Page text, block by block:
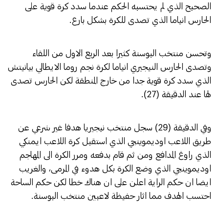
الصحيح الذي لم يحتسبه الحكم عندما سدد كرة قوية على
الحارس انياما الذي تصدى للكرة بشكل بارع.
وتحسن منتخب البوسنة كثيرا بعد الربع الاول من اللقاء
وتصدى الحارس النيجيري انياما لكرة نجم روما الايطالي بيانيتش
الذي سدد كرة قوية جدا من خارج المنطقة لكن الحارس تصدى
لها عند الدقيقة (27).
وفي الدقيقة (29) سجل منتخب نيجيريا هدفا غير شرعي عن
طريق اللاعب اوديموينجي الذي استقبل كرة اللاعب ايمنكي
الذي راوغ المدافع ومن ثم قام بدفعه ومرر الكرة الى المهاجم
اوديموينجي الذي وضع الكرة بكل هدوء في المرمى، والغريب
ايضا ان حكم الراية اعلن على ان هناك خطا لكن حكم الساحة
احتسب الهدف مما اثار حفيظة لاعبين منتخب البوسنة.